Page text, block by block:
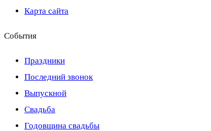
Карта сайта
События
Праздники
Последний звонок
Выпускной
Свадьба
Годовщина свадьбы